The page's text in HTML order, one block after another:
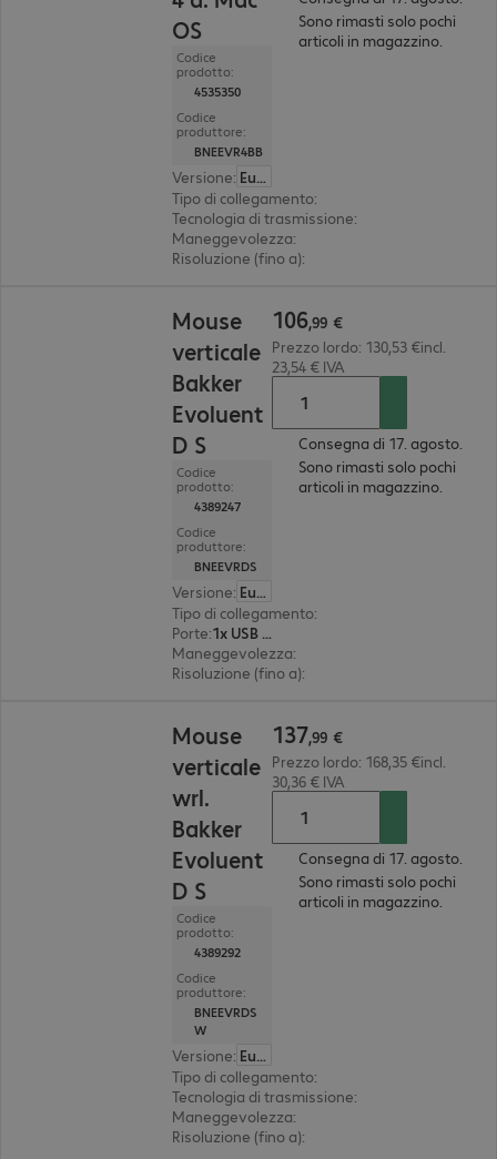
OS
Codice
prodotto:
4535350
Codice
produttore:
BNEEVR4BB
Versione:
Europa
Tipo di collegamento:
Tecnologia di trasmissione:
Maneggevolezza:
Risoluzione (fino a):
Sono rimasti solo pochi
articoli in magazzino.
Mouse
verticale
Bakker
Evoluent
D S
Codice
prodotto:
4389247
Codice
produttore:
BNEEVRDS
Versione:
Europa
Tipo di collegamento:
Porte:
1x USB Type A
Maneggevolezza:
Risoluzione (fino a):
106,99 €
Prezzo lordo: 130,53 €incl.
23,54 € IVA
Consegna di 17. agosto.
Sono rimasti solo pochi
articoli in magazzino.
Mouse
verticale
wrl.
Bakker
Evoluent
D S
Codice
prodotto:
4389292
Codice
produttore:
BNEEVRDS
W
Versione:
Europa
Tipo di collegamento:
Tecnologia di trasmissione:
Maneggevolezza:
Risoluzione (fino a):
137,99 €
Prezzo lordo: 168,35 €incl.
30,36 € IVA
Consegna di 17. agosto.
Sono rimasti solo pochi
articoli in magazzino.